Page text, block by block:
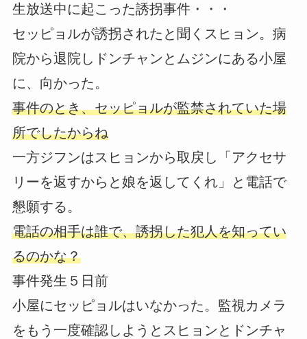
生放送中に起こった誘拐事件・・・
セッピョルが誘拐されたと聞くスヒョン。病
院から退院しドンチャンとムジンにある小屋
に、向かった。
事件のとき、セッピョルが監禁されていた場
所でしたからね
一方ジフンはスヒョンから取戻し「アクセサ
リーを返すからと娘を返してくれ」と電話で
懇願する。
電話の相手は誰で、誘拐した犯人を知ってい
るのかな？
事件発生５日前
小屋にセッピョルはいなかった。監視カメラ
をもう一度確認しようとスヒョンとドンチャ